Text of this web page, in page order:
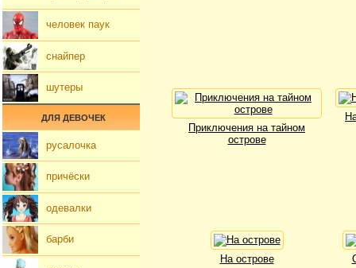
Приключения на тайном
острове
На острове
человек паук
снайпер
шутеры
ДЛЯ ДЕВОЧЕК
русалочка
причёски
одевалки
барби